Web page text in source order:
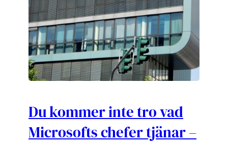
Du kommer inte tro vad
Microsofts chefer tjänar –